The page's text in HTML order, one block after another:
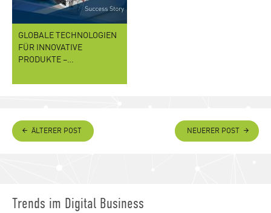
GLOBALE TECHNOLOGIEN
FÜR INNOVATIVE
PRODUKTE –…
ÄLTERER POST NEUERER POST
Trends im Digital Business